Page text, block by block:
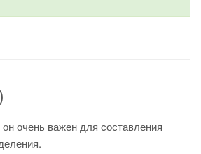
очень важен для составления